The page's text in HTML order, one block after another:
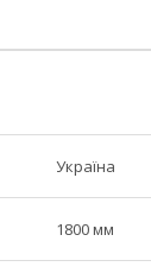
Україна
1800 мм